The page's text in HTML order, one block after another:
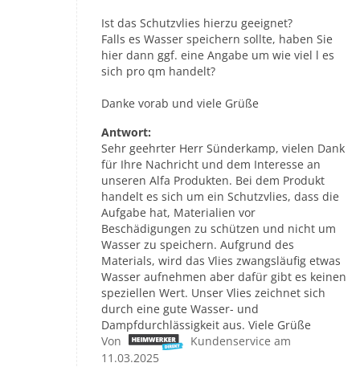
Ist das Schutzvlies hierzu geeignet?
Falls es Wasser speichern sollte, haben Sie
hier dann ggf. eine Angabe um wie viel l es
sich pro qm handelt?
Danke vorab und viele Grüße
Antwort:
Sehr geehrter Herr Sünderkamp, vielen Dank
für Ihre Nachricht und dem Interesse an
unseren Alfa Produkten. Bei dem Produkt
handelt es sich um ein Schutzvlies, dass die
Aufgabe hat, Materialien vor
Beschädigungen zu schützen und nicht um
Wasser zu speichern. Aufgrund des
Materials, wird das Vlies zwangsläufig etwas
Wasser aufnehmen aber dafür gibt es keinen
speziellen Wert. Unser Vlies zeichnet sich
durch eine gute Wasser- und
Dampfdurchlässigkeit aus. Viele Grüße
Von
Kundenservice am
11.03.2025